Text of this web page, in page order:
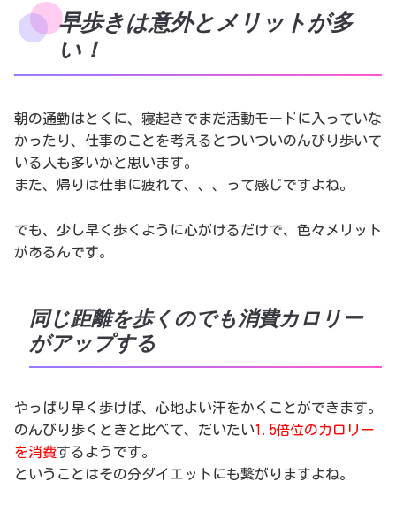
早歩きは意外とメリットが多
い！
朝の通勤はとくに、寝起きでまだ活動モードに入っていな
かったり、仕事のことを考えるとついついのんびり歩いて
いる人も多いかと思います。
また、帰りは仕事に疲れて、、、って感じですよね。
でも、少し早く歩くように心がけるだけで、色々メリット
があるんです。
同じ距離を歩くのでも消費カロリー
がアップする
やっぱり早く歩けば、心地よい汗をかくことができます。
のんびり歩くときと比べて、だいたい1.5倍位のカロリー
を消費するようです。
ということはその分ダイエットにも繋がりますよね。